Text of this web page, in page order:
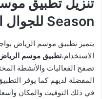
Season للجوال اخر اصدر
يتميز تطبيق موسم الرياض
الاستخدام،تطبيق موسم الرياض
تصفح الفعاليات والأنشطة
المفضلة لديهم كما يوفر
في ذلك التوقيت والمكان